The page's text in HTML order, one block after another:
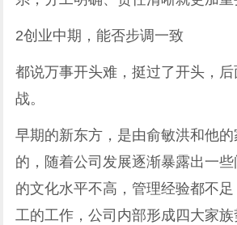
2创业中期，能否步调一致
都说万事开头难，挺过了开头，
战。
早期的新东方，是由俞敏洪和他
的，随着公司发展逐渐暴露出一
的文化水平不高，管理经验都不
工的工作，公司内部形成四大家